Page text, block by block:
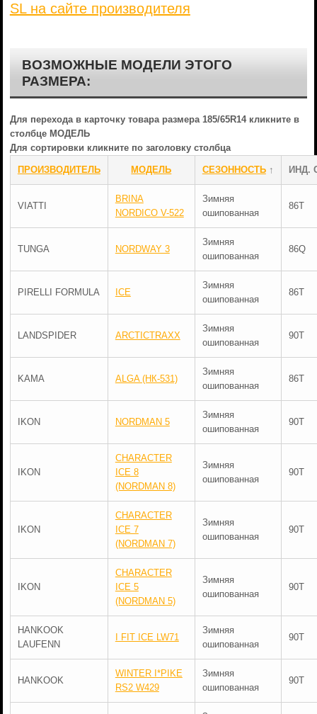
SL на сайте производителя
ВОЗМОЖНЫЕ МОДЕЛИ ЭТОГО
РАЗМЕРА:
Для перехода в карточку товара размера 185/65R14 кликните в
столбце МОДЕЛЬ
Для сортировки кликните по заголовку столбца
ПРОИЗВОДИТЕЛЬ МОДЕЛЬ СЕЗОННОСТЬ↑ ИНД.
VIATTI
BRINA
NORDICO V-522
Зимняя
ошипованная
86T
TUNGA NORDWAY 3
Зимняя
ошипованная
86Q
PIRELLI FORMULA ICE
Зимняя
ошипованная
86T
LANDSPIDER ARCTICTRAXX
Зимняя
ошипованная
90T
KAMA ALGA (НК-531)
Зимняя
ошипованная
86T
IKON NORDMAN 5
Зимняя
ошипованная
90T
IKON
CHARACTER
ICE 8
(NORDMAN 8)
Зимняя
ошипованная
90T
IKON
CHARACTER
ICE 7
(NORDMAN 7)
Зимняя
ошипованная
90T
IKON
CHARACTER
ICE 5
(NORDMAN 5)
Зимняя
ошипованная
90T
HANKOOK
LAUFENN
I FIT ICE LW71
Зимняя
ошипованная
90T
HANKOOK
WINTER I*PIKE
RS2 W429
Зимняя
ошипованная
90T